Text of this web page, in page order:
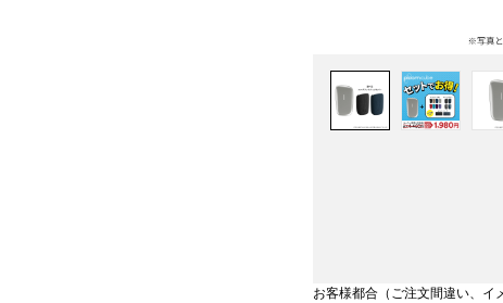
お客様都合（ご注文間違い、イ